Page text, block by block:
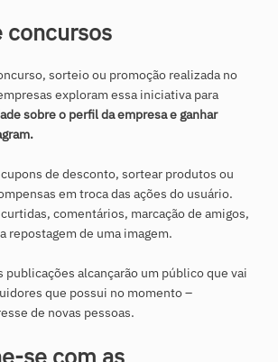
concursos
sorteio ou promoção realizada no
exploram essa iniciativa para
sobre o perfil da empresa e ganhar
de desconto, sortear produtos ou
em troca das ações do usuário.
comentários, marcação de amigos,
repostagem de uma imagem.
publicações alcançarão um público que vai
que possui no momento –
de novas pessoas.
se com as